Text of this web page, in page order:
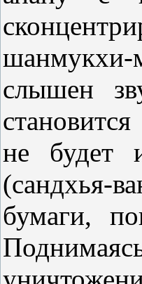
шанмукхи-
слышен
не будет
(сандхья-
бумаги,